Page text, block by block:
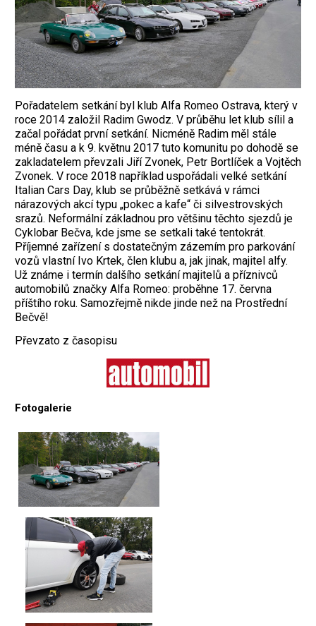
Pořadatelem setkání byl klub Alfa Romeo Ostrava, který v
roce 2014 založil Radim Gwodz. V průběhu let klub sílil a
začal pořádat první setkání. Nicméně Radim měl stále
méně času a k 9. květnu 2017 tuto komunitu po dohodě se
zakladatelem převzali Jiří Zvonek, Petr Bortlíček a Vojtěch
Zvonek. V roce 2018 například uspořádali velké setkání
Italian Cars Day, klub se průběžně setkává v rámci
nárazových akcí typu „pokec a kafe“ či silvestrovských
srazů. Neformální základnou pro většinu těchto sjezdů je
Cyklobar Bečva, kde jsme se setkali také tentokrát.
Příjemné zařízení s dostatečným zázemím pro parkování
vozů vlastní Ivo Krtek, člen klubu a, jak jinak, majitel alfy.
Už známe i termín dalšího setkání majitelů a příznivců
automobilů značky Alfa Romeo: proběhne 17. června
příštího roku. Samozřejmě nikde jinde než na Prostřední
Bečvě!
Převzato z časopisu
Fotogalerie